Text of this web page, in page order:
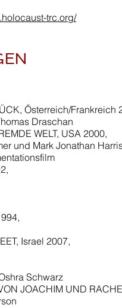
trc.org/
Österreich/Frankreich
Draschan
WELT, USA 2000,
und Mark Jonathan
Israel 2007,
Schwarz
JOACHIM UND